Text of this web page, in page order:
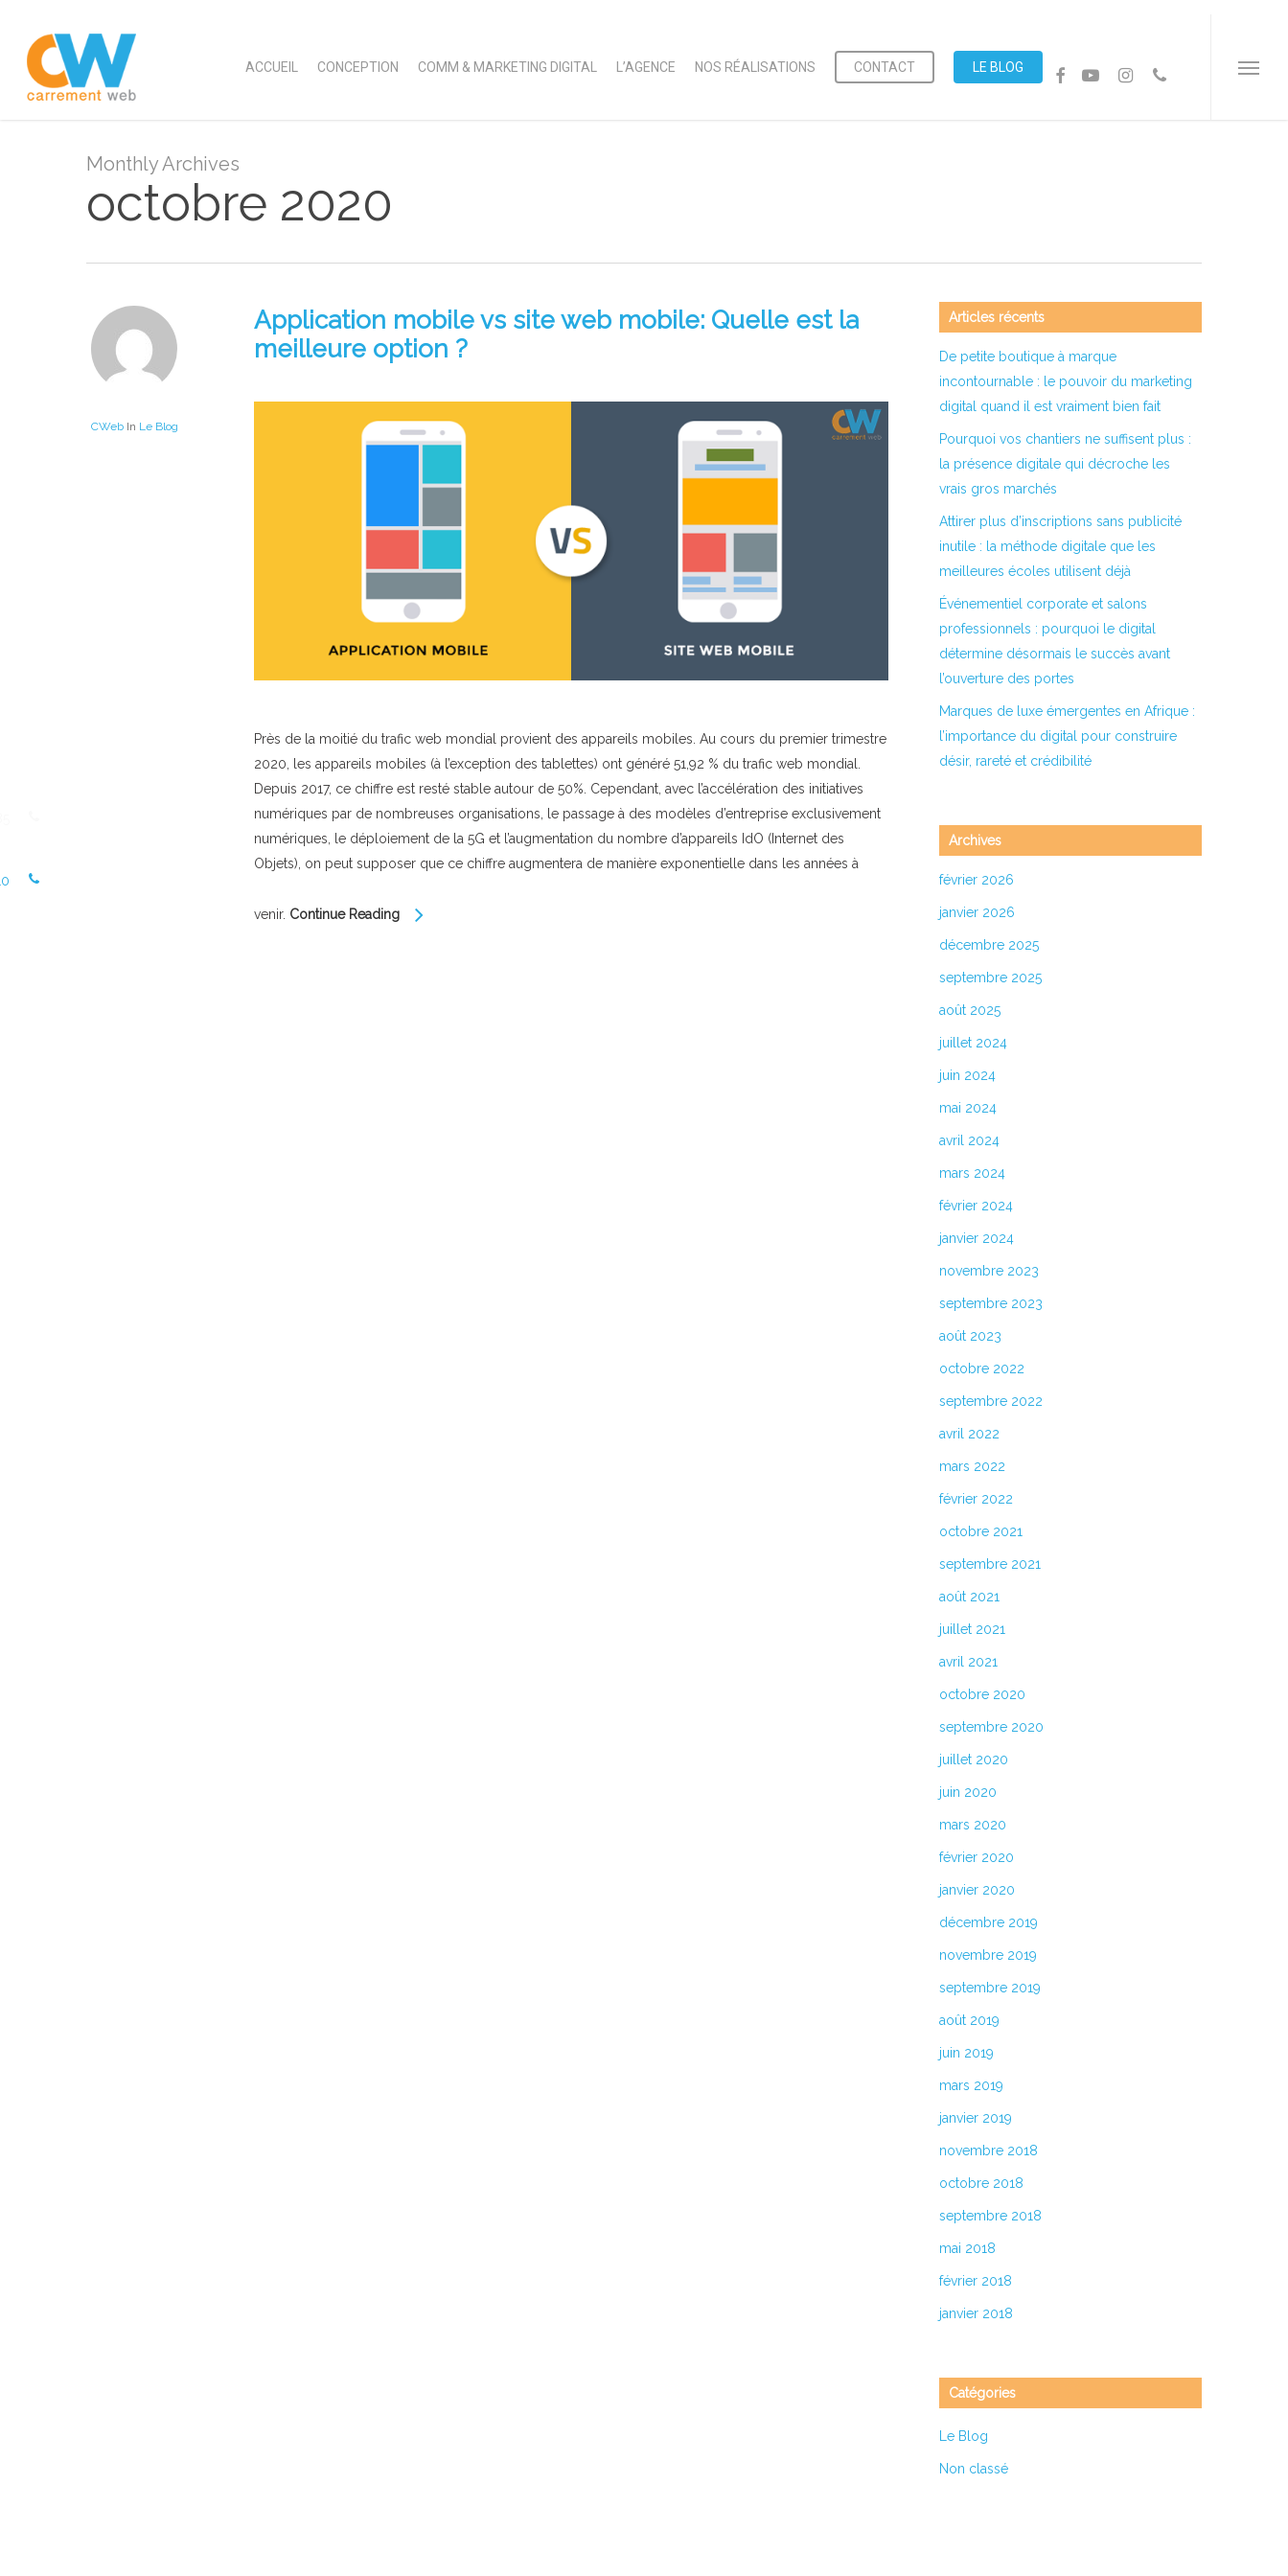
main
content
ACCUEIL CONCEPTION COMM & MARKETING DIGITAL L’AGENCE NOS RÉALISATIONS CONTACT LE BLOG FACEBOOKYOUTUBEINSTAGRAM
PHONE Menu
Monthly Archives
octobre 2020
CWeb In Le Blog
Application mobile vs site web mobile: Quelle est la
meilleure option ?
Près de la moitié du trafic web mondial provient des appareils mobiles. Au cours du premier trimestre
2020, les appareils mobiles (à l’exception des tablettes) ont généré 51,92 % du trafic web mondial.
Depuis 2017, ce chiffre est resté stable autour de 50%. Cependant, avec l’accélération des initiatives
numériques par de nombreuses organisations, le passage à des modèles d’entreprise exclusivement
numériques, le déploiement de la 5G et l’augmentation du nombre d’appareils IdO (Internet des
Objets), on peut supposer que ce chiffre augmentera de manière exponentielle dans les années à
venir. Continue Reading
Articles récents
De petite boutique à marque
incontournable : le pouvoir du marketing
digital quand il est vraiment bien fait
Pourquoi vos chantiers ne suffisent plus :
la présence digitale qui décroche les
vrais gros marchés
Attirer plus d’inscriptions sans publicité
inutile : la méthode digitale que les
meilleures écoles utilisent déjà
Événementiel corporate et salons
professionnels : pourquoi le digital
détermine désormais le succès avant
l’ouverture des portes
Marques de luxe émergentes en Afrique :
l’importance du digital pour construire
désir, rareté et crédibilité
Archives
février 2026
janvier 2026
décembre 2025
septembre 2025
août 2025
juillet 2024
juin 2024
mai 2024
avril 2024
mars 2024
février 2024
janvier 2024
novembre 2023
septembre 2023
août 2023
octobre 2022
septembre 2022
avril 2022
mars 2022
février 2022
octobre 2021
septembre 2021
août 2021
juillet 2021
avril 2021
octobre 2020
septembre 2020
juillet 2020
juin 2020
mars 2020
février 2020
janvier 2020
décembre 2019
novembre 2019
septembre 2019
août 2019
juin 2019
mars 2019
janvier 2019
novembre 2018
octobre 2018
septembre 2018
mai 2018
février 2018
janvier 2018
Catégories
Le Blog
Non classé